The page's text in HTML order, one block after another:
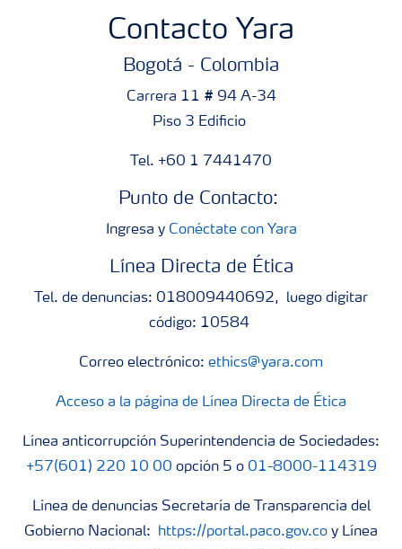
Contacto Yara
Bogotá - Colombia
Carrera 11 # 94 A-34
Piso 3 Edificio
Tel. +60 1 7441470
Punto de Contacto:
Ingresa y Conéctate con Yara
Línea Directa de Ética
Tel. de denuncias: 018009440692, luego digitar
código: 10584
Correo electrónico: ethics@yara.com
Acceso a la página de Línea Directa de Ética
Línea anticorrupción Superintendencia de Sociedades:
+57(601) 220 10 00 opción 5 o 01-8000-114319
Línea de denuncias Secretaría de Transparencia del
Gobierno Nacional:
https://portal.paco.gov.co y Línea